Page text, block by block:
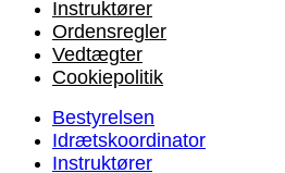
Instruktører
Ordensregler
Vedtægter
Cookiepolitik
Bestyrelsen
Idrætskoordinator
Instruktører